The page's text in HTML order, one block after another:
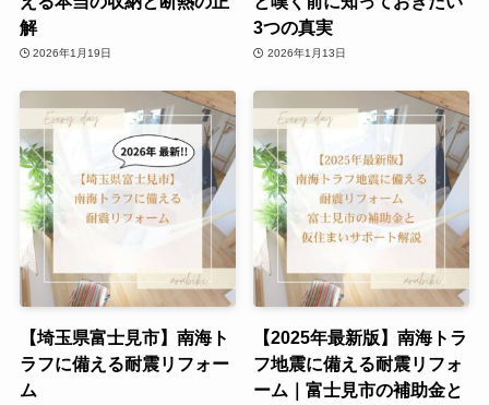
解
2026年1月19日
3つの真実
2026年1月13日
【埼玉県富士見市】南海ト
ラフに備える耐震リフォー
ム
【2025年最新版】南海トラ
フ地震に備える耐震リフォ
ーム｜富士見市の補助金と